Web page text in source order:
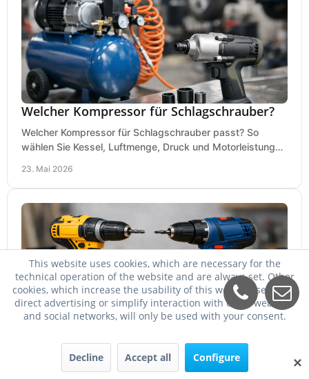
Welcher Kompressor für Schlagschrauber?
Welcher Kompressor für Schlagschrauber passt? So
wählen Sie Kessel, Luftmenge, Druck und Motorleistung
23. Mai 2026
DeWalt oder Bosch Professional? Der Vergleich zeigt,
welche Marke bei Akku, Leistung, Ergonomie, Sortiment
✕
This website uses cookies, which are necessary for the
technical operation of the website and are always set. Other
cookies, which increase the usability of this website, serve for
direct advertising or simplify interaction with other websites
and social networks, will only be used with your consent.
Decline Accept all Configure